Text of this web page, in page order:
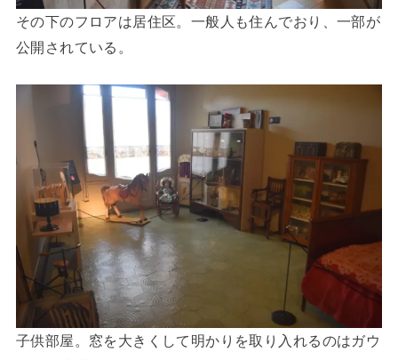
その下のフロアは居住区。一般人も住んでおり、一部が
公開されている。
子供部屋。窓を大きくして明かりを取り入れるのはガウ